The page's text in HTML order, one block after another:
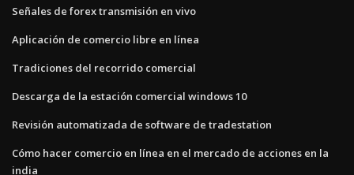
Señales de forex transmisión en vivo
Aplicación de comercio libre en línea
Tradiciones del recorrido comercial
Descarga de la estación comercial windows 10
Revisión automatizada de software de tradestation
Cómo hacer comercio en línea en el mercado de acciones en la
india